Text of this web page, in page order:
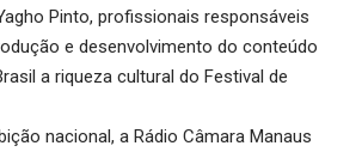
Pinto, profissionais responsáveis
e desenvolvimento do conteúdo
a riqueza cultural do Festival de
nacional, a Rádio Câmara Manaus